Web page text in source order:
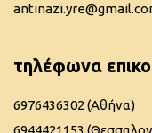
τηλέφωνα
6976436302 (Αθήνα)